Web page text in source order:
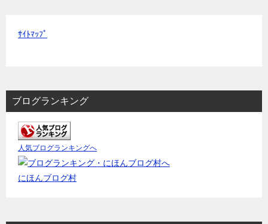
ｻｲﾄﾏｯﾌﾟ
ブログランキング
人気ブログランキングへ
にほんブログ村